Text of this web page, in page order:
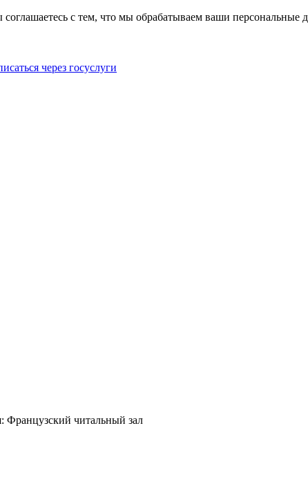
с тем, что мы обрабатываем ваши персональные
Французский читальный зал